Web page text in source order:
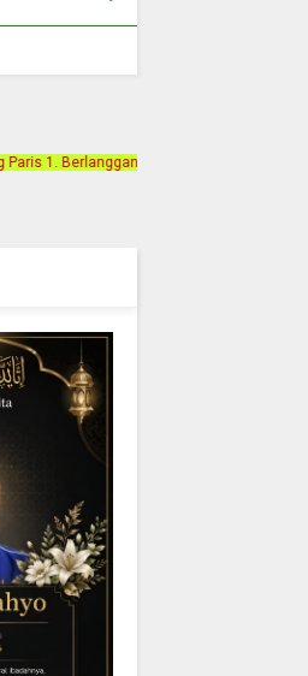
Hubungi ke Contact Person. 0852-7158-